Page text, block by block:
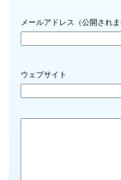
メールアドレス（公開されま
ウェブサイト